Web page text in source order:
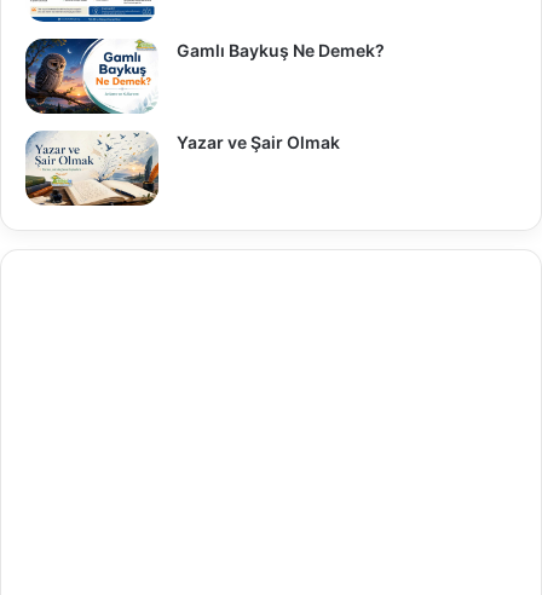
Gamlı Baykuş Ne Demek?
Yazar ve Şair Olmak